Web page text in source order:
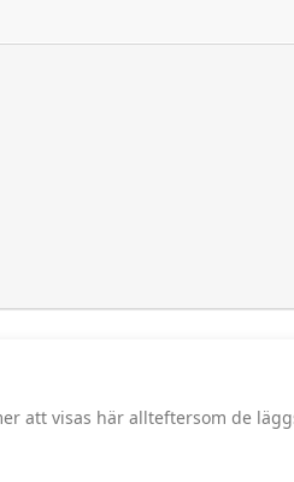
att visas här allteftersom de